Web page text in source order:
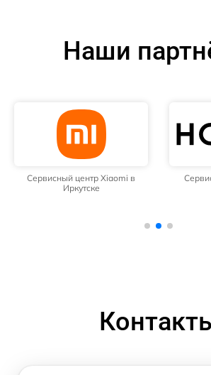
Наши
Сервисный центр Xiaomi в
Иркутске